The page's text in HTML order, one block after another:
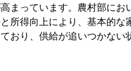
まっています。農村部にお
所得向上により、基本的な
おり、供給が追いつかない